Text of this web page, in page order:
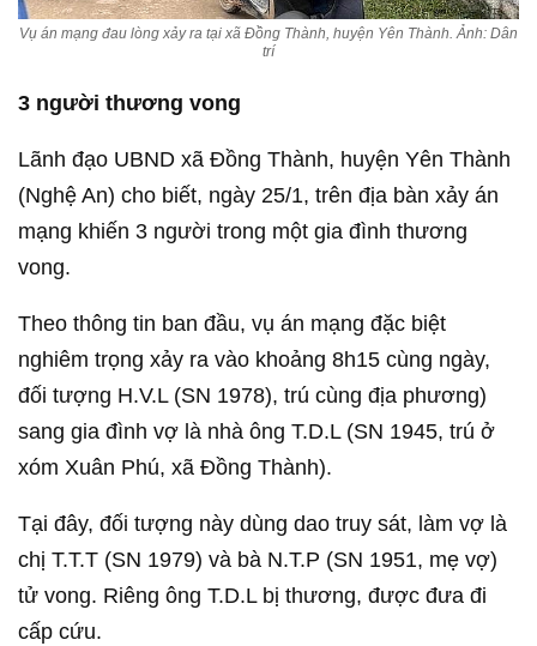
Vụ án mạng đau lòng xảy ra tại xã Đồng Thành, huyện Yên Thành. Ảnh: Dân
trí
3 người thương vong
Lãnh đạo UBND xã Đồng Thành, huyện Yên Thành
(Nghệ An) cho biết, ngày 25/1, trên địa bàn xảy án
mạng khiến 3 người trong một gia đình thương
vong.
Theo thông tin ban đầu, vụ án mạng đặc biệt
nghiêm trọng xảy ra vào khoảng 8h15 cùng ngày,
đối tượng H.V.L (SN 1978), trú cùng địa phương)
sang gia đình vợ là nhà ông T.D.L (SN 1945, trú ở
xóm Xuân Phú, xã Đồng Thành).
Tại đây, đối tượng này dùng dao truy sát, làm vợ là
chị T.T.T (SN 1979) và bà N.T.P (SN 1951, mẹ vợ)
tử vong. Riêng ông T.D.L bị thương, được đưa đi
cấp cứu.